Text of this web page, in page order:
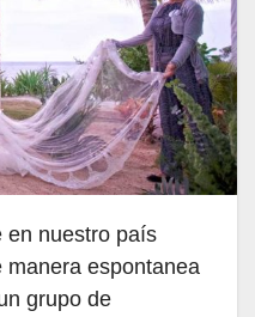
en nuestro país
espontanea
grupo de